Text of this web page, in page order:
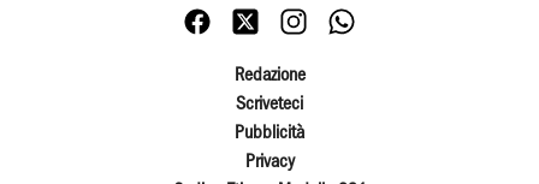
Redazione
Scriveteci
Pubblicità
Privacy